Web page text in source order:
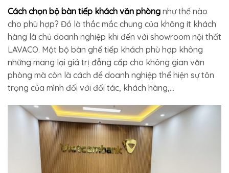
Cách chọn bộ bàn tiếp khách văn phòng như thế nào
cho phù hợp? Đó là thắc mắc chung của không ít khách
hàng là chủ doanh nghiệp khi đến với showroom nội thất
LAVACO. Một bộ bàn ghế tiếp khách phù hợp không
những mang lại giá trị đẳng cấp cho không gian văn
phòng mà còn là cách để doanh nghiệp thể hiện sự tôn
trọng của mình đối với đối tác, khách hàng,…